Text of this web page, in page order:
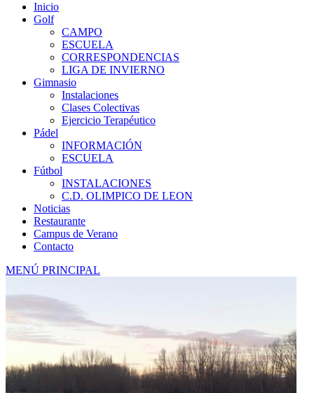
Inicio
Golf
CAMPO
ESCUELA
CORRESPONDENCIAS
LIGA DE INVIERNO
Gimnasio
Instalaciones
Clases Colectivas
Ejercicio Terapéutico
Pádel
INFORMACIÓN
ESCUELA
Fútbol
INSTALACIONES
C.D. OLIMPICO DE LEON
Noticias
Restaurante
Campus de Verano
Contacto
MENÚ PRINCIPAL